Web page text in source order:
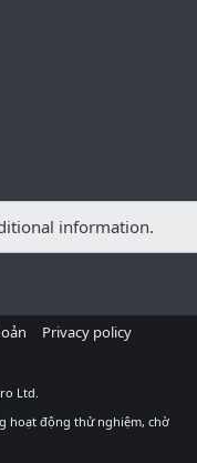
information.
Privacy policy
Ltd.
hoạt động thử nghiệm, chờ